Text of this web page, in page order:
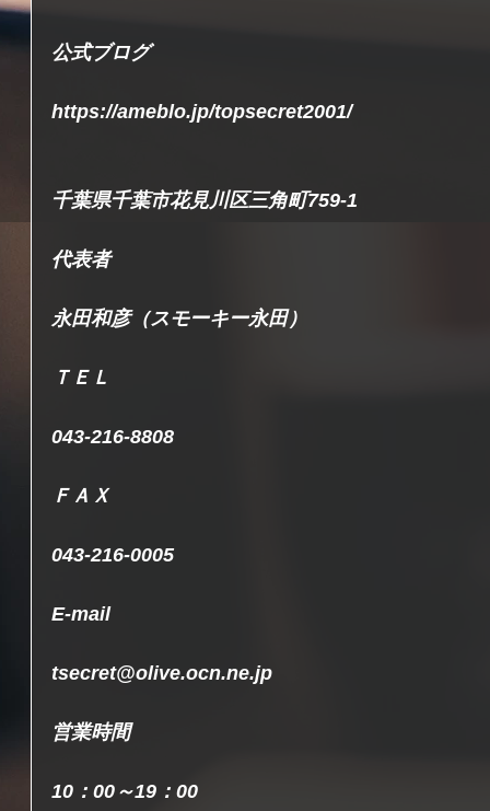
公式ブログ
https://ameblo.jp/topsecret2001/
千葉県千葉市花見川区三角町759-1
代表者
永田和彦（スモーキー永田）
ＴＥＬ
043-216-8808
ＦＡＸ
043-216-0005
E-mail
tsecret@olive.ocn.ne.jp
営業時間
10：00～19：00